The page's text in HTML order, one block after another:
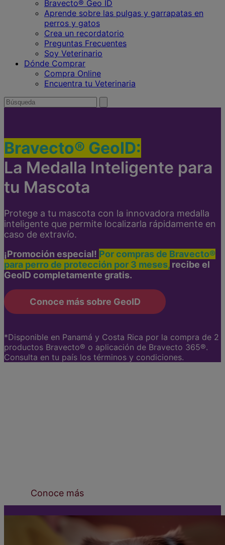
Bravecto® Geo ID
Aprende sobre las pulgas y garrapatas en
perros y gatos
Crea un recordatorio
Preguntas Frecuentes
Soy Veterinario
Dónde Comprar
Compra Online
Encuentra tu Veterinaria
Buscar
por
búsqueda
Bravecto® GeoID:
La Medalla Inteligente para
tu Mascota
Protege a tu mascota con la innovadora medalla
inteligente que permite localizarla rápidamente en
caso de extravío.
¡Promoción especial! Por compras de Bravecto®
para perro de protección por 3 meses, recibe el
GeoID completamente gratis.
Conoce más sobre GeoID
*Disponible en Panamá y Costa Rica por la compra de 2
productos Bravecto® o aplicación de Bravecto 365®.
Consulta en tu país los términos y condiciones.
Conoce más